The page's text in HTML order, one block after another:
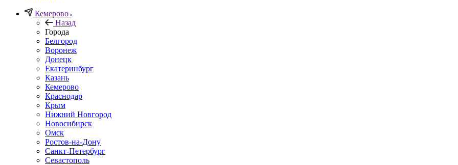
Кемерово
Назад
Города
Белгород
Воронеж
Донецк
Екатеринбург
Казань
Кемерово
Краснодар
Крым
Нижний Новгород
Новосибирск
Омск
Ростов-на-Дону
Санкт-Петербург
Севастополь